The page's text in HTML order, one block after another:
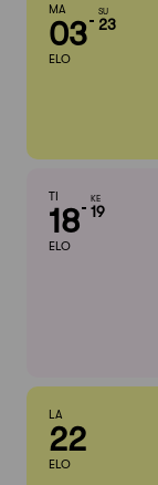
MA
03
ELO
SU
23
TI
18
ELO
KE
19
LA
22
ELO